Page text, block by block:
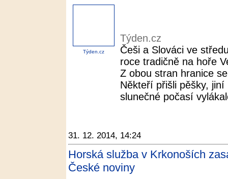
Týden.cz
Týden.cz
Češi a Slováci ve
roce tradičně na hoře
Z obou stran hranice
Někteří přišli pěšky,
slunečné počasí
31. 12. 2014, 14:24
Horská služba v Krkonoších
České noviny